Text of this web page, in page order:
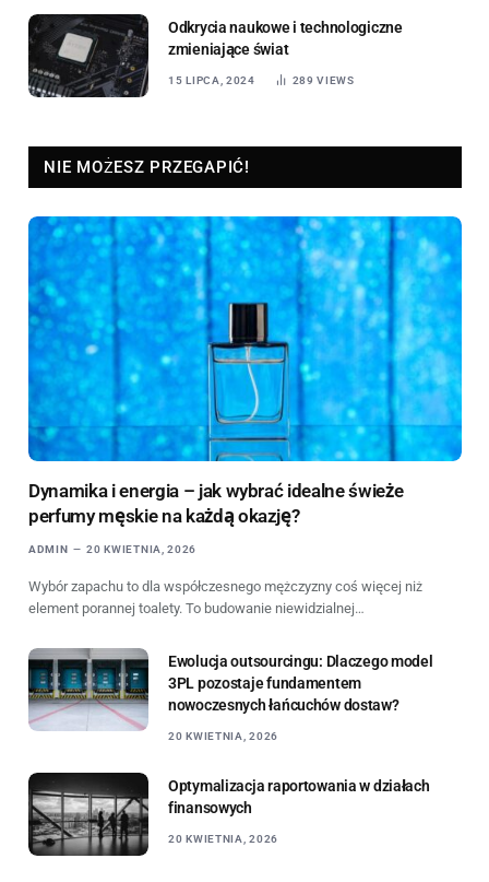
Odkrycia naukowe i technologiczne
zmieniające świat
15 LIPCA, 2024 289VIEWS
NIE MOŻESZ PRZEGAPIĆ!
Dynamika i energia – jak wybrać idealne świeże
perfumy męskie na każdą okazję?
ADMIN 20 KWIETNIA, 2026
Wybór zapachu to dla współczesnego mężczyzny coś więcej niż
element porannej toalety. To budowanie niewidzialnej…
Ewolucja outsourcingu: Dlaczego model
3PL pozostaje fundamentem
nowoczesnych łańcuchów dostaw?
20 KWIETNIA, 2026
Optymalizacja raportowania w działach
finansowych
20 KWIETNIA, 2026